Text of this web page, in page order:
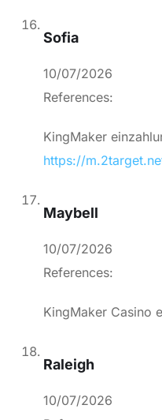
Sofia
10/07/2026
References:
KingMaker
https://
Maybell
10/07/2026
References:
KingMaker Casino
Raleigh
10/07/2026